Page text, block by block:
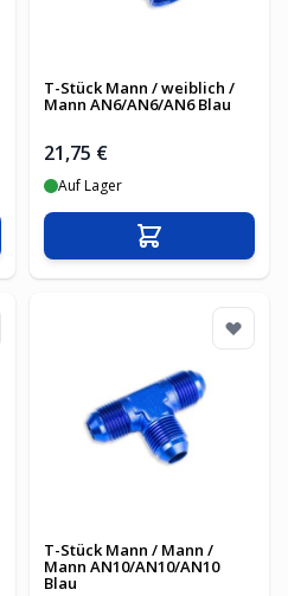
T-Stück Mann / weiblich /
Mann AN6/AN6/AN6 Blau
21,75 €
Auf Lager
In den
T-Stück Mann / Mann /
Mann AN10/AN10/AN10
Blau